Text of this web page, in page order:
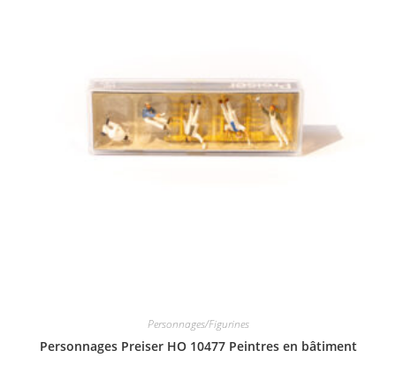
Personnages/Figurines
Personnages Preiser HO 10477 Peintres en bâtiment